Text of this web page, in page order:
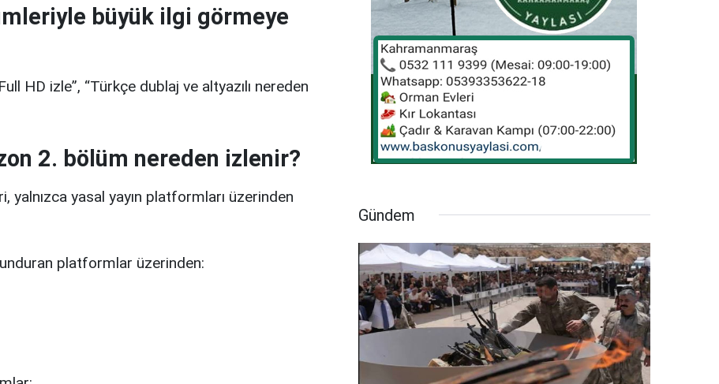
büyük ilgi görmeye
HD izle”, “Türkçe dublaj ve altyazılı nereden
2. bölüm nereden izlenir?
yasal yayın platformları üzerinden
platformlar üzerinden:
Gündem